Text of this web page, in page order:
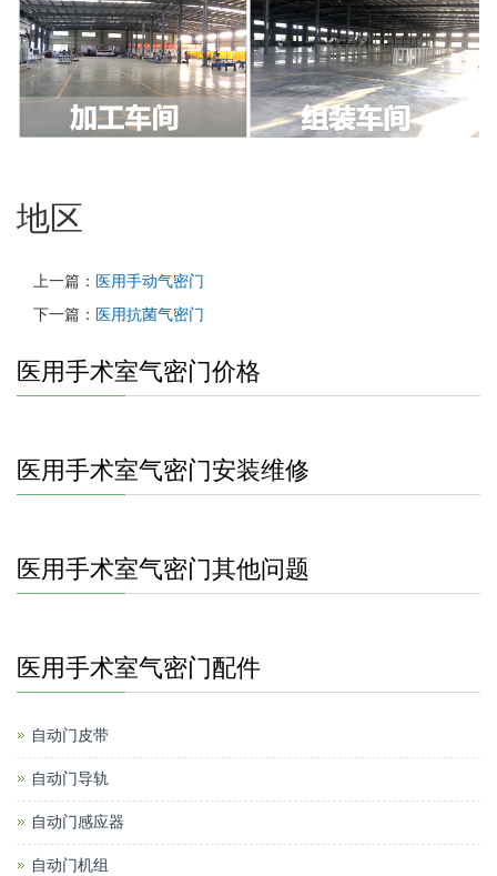
地区
上一篇： 医用手动气密门
下一篇： 医用抗菌气密门
医用手术室气密门价格
医用手术室气密门安装维修
医用手术室气密门其他问题
医用手术室气密门配件
自动门皮带
自动门导轨
自动门感应器
自动门机组